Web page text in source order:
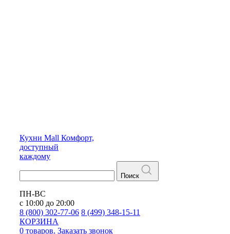
Кухни Mall Комфорт,
доступный
каждому
Поиск
ПН-ВС
с 10:00 до 20:00
8 (800) 302-77-06 8 (499) 348-15-11
КОРЗИНА
0 товаров. Заказать звонок